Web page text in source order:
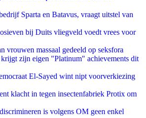
Sparta en Batavus, vraagt uitstel van
bij Duits vliegveld voedt vrees voor
vrouwen massaal gedeeld op seksfora
zijn eigen "Platinum" achievements dit
El-Sayed wint nipt voorverkiezing
klacht in tegen insectenfabriek Protix om
is volgens OM geen enkel